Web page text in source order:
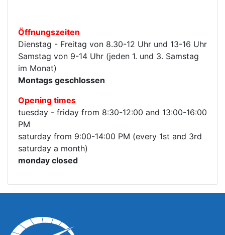
Öffnungszeiten
Dienstag - Freitag von 8.30-12 Uhr und 13-16 Uhr
Samstag von 9-14 Uhr (jeden 1. und 3. Samstag
im Monat)
Montags geschlossen
Opening times
tuesday - friday from 8:30-12:00 and 13:00-16:00
PM
saturday from 9:00-14:00 PM (every 1st and 3rd
saturday a month)
monday closed